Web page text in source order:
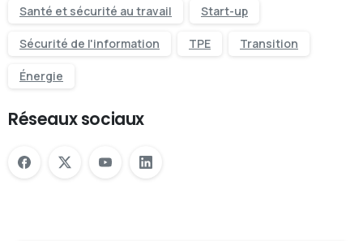
Santé et sécurité au travail Start-up
Sécurité de l'information TPE Transition
Énergie
Réseaux sociaux